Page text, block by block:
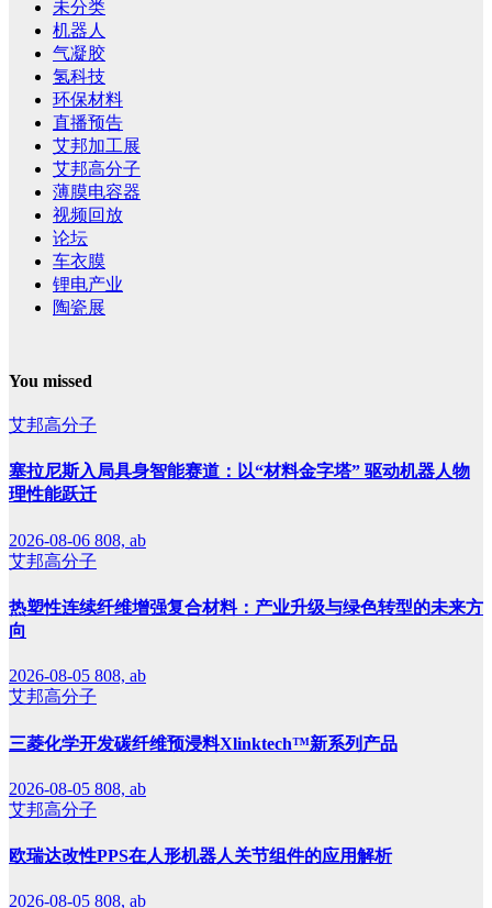
未分类
机器人
气凝胶
氢科技
环保材料
直播预告
艾邦加工展
艾邦高分子
薄膜电容器
视频回放
论坛
车衣膜
锂电产业
陶瓷展
You missed
艾邦高分子
塞拉尼斯入局具身智能赛道：以“材料金字塔” 驱动机器人物
理性能跃迁
2026-08-06 808, ab
艾邦高分子
热塑性连续纤维增强复合材料：产业升级与绿色转型的未来方
向
2026-08-05 808, ab
艾邦高分子
三菱化学开发碳纤维预浸料Xlinktech™新系列产品
2026-08-05 808, ab
艾邦高分子
欧瑞达改性PPS在人形机器人关节组件的应用解析
2026-08-05 808, ab